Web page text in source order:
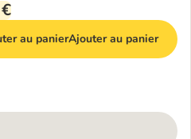
au panierAjouter au panier